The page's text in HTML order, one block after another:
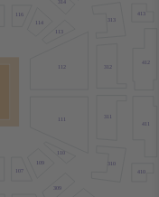
109
107
116
114
112
111
312
311
314
309
413
412
411
410